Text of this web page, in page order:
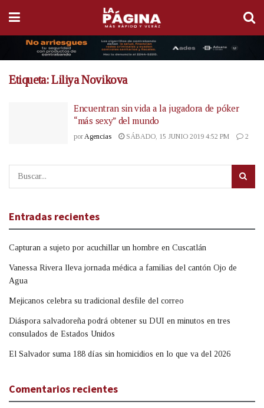
Etiqueta:Liliya Novikova
Encuentran sin vida a la jugadora de póker
“más sexy” del mundo
por Agencias SÁBADO, 15 JUNIO 2019 4:52 PM 2
Entradas recientes
Capturan a sujeto por acuchillar un hombre en Cuscatlán
Vanessa Rivera lleva jornada médica a familias del cantón Ojo de
Agua
Mejicanos celebra su tradicional desfile del correo
Diáspora salvadoreña podrá obtener su DUI en minutos en tres
consulados de Estados Unidos
El Salvador suma 188 días sin homicidios en lo que va del 2026
Comentarios recientes